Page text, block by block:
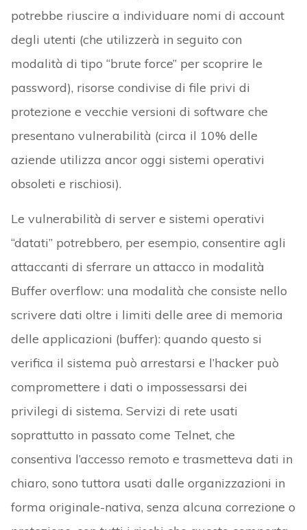
potrebbe riuscire a individuare nomi di account
degli utenti (che utilizzerà in seguito con
modalità di tipo “brute force” per scoprire le
password), risorse condivise di file privi di
protezione e vecchie versioni di software che
presentano vulnerabilità (circa il 10% delle
aziende utilizza ancor oggi sistemi operativi
obsoleti e rischiosi).
Le vulnerabilità di server e sistemi operativi
“datati” potrebbero, per esempio, consentire agli
attaccanti di sferrare un attacco in modalità
Buffer overflow: una modalità che consiste nello
scrivere dati oltre i limiti delle aree di memoria
delle applicazioni (buffer): quando questo si
verifica il sistema può arrestarsi e l’hacker può
compromettere i dati o impossessarsi dei
privilegi di sistema. Servizi di rete usati
soprattutto in passato come Telnet, che
consentiva l’accesso remoto e trasmetteva dati in
chiaro, sono tuttora usati dalle organizzazioni in
forma originale-nativa, senza alcuna correzione o